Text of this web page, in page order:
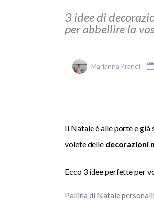
3 idee di
per abbellire la
Marianna Prandi
Il Natale è alle porte e già
volete delle decorazioni
Ecco 3 idee perfette per
Pallina di Natale